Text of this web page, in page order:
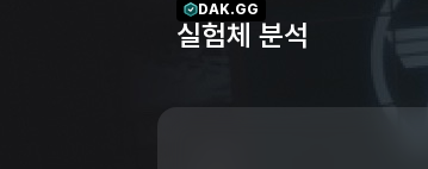
DAK.GG
실험체 분석